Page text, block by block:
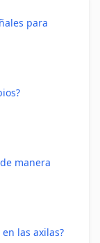
para
manera
las axilas?